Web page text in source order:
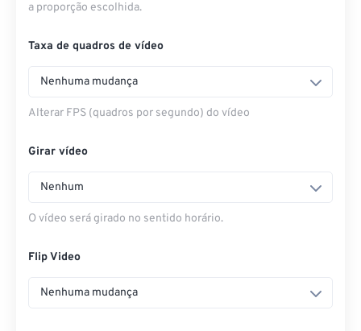
a proporção escolhida.
Taxa de quadros de vídeo
Nenhuma mudança
Alterar FPS (quadros por segundo) do vídeo
Girar vídeo
Nenhum
O vídeo será girado no sentido horário.
Flip Video
Nenhuma mudança